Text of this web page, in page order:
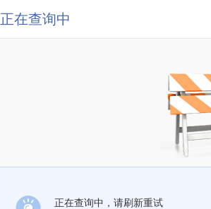
正在查询中
正在查询中，请刷新重试